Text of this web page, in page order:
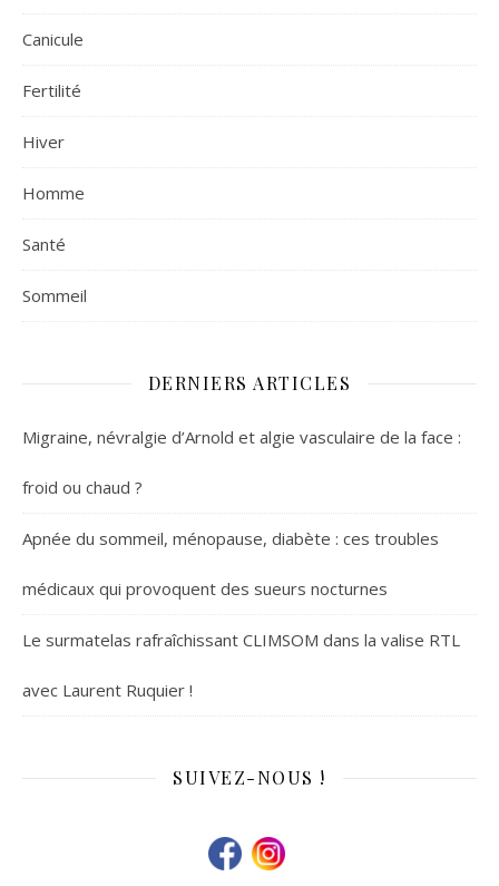
Canicule
Fertilité
Hiver
Homme
Santé
Sommeil
DERNIERS ARTICLES
Migraine, névralgie d’Arnold et algie vasculaire de la face :
froid ou chaud ?
Apnée du sommeil, ménopause, diabète : ces troubles
médicaux qui provoquent des sueurs nocturnes
Le surmatelas rafraîchissant CLIMSOM dans la valise RTL
avec Laurent Ruquier !
SUIVEZ-NOUS !